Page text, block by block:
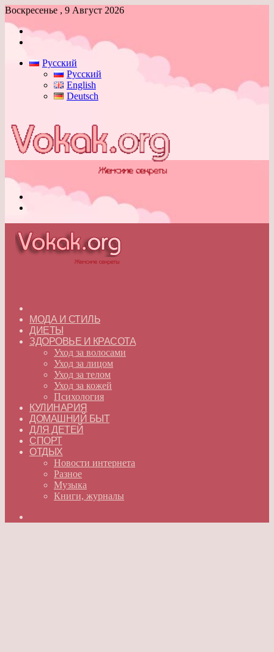
Воскресенье , 9 Август 2026
Войти
Русский
Русский
English
Deutsch
МОДА И СТИЛЬ
ДИЕТЫ
ЗДОРОВЬЕ И КРАСОТА
Уход за волосами
Уход за лицом
Уход за телом
Уход за кожей
Психология
КУЛИНАРИЯ
ДОМАШНИЙ БЫТ
ДЛЯ ДЕТЕЙ
СПОРТ
ОТДЫХ
Новости интернета
Разное
Музыка
Книги, журналы